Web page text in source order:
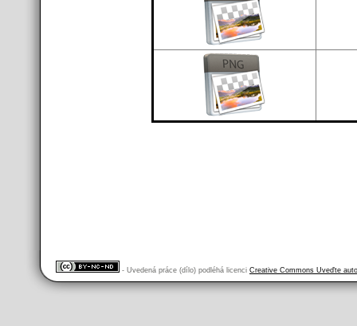
- Uvedená práce (dílo) podléhá licenci Creative Commons Uveďte